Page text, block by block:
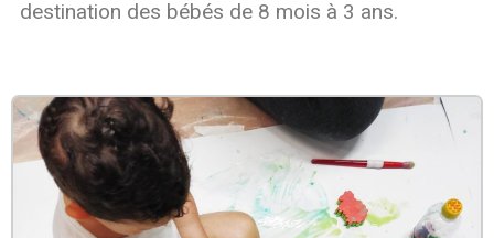
destination des bébés de 8 mois à 3 ans.